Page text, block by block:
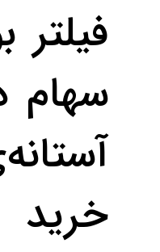
سهام
خرید